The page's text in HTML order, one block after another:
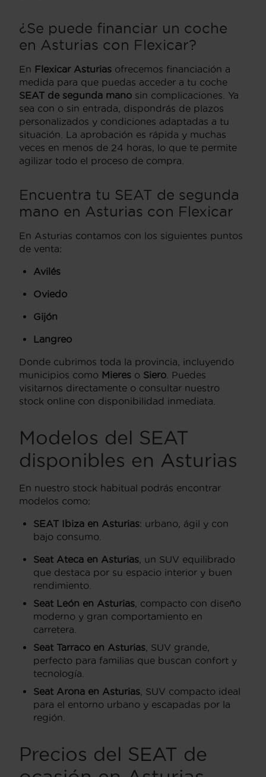
¿Se puede financiar un coche
en Asturias con Flexicar?
En Flexicar Asturias ofrecemos financiación a
medida para que puedas acceder a tu coche
SEAT de segunda mano sin complicaciones. Ya
sea con o sin entrada, dispondrás de plazos
personalizados y condiciones adaptadas a tu
situación. La aprobación es rápida y muchas
veces en menos de 24 horas, lo que te permite
agilizar todo el proceso de compra.
Encuentra tu SEAT de segunda
mano en Asturias con Flexicar
En Asturias contamos con los siguientes puntos
de venta:
Avilés
Oviedo
Gijón
Langreo
Donde cubrimos toda la provincia, incluyendo
municipios como Mieres o Siero . Puedes
visitarnos directamente o consultar nuestro
stock online con disponibilidad inmediata.
Modelos del SEAT
disponibles en Asturias
En nuestro stock habitual podrás encontrar
modelos como:
SEAT Ibiza en Asturias: urbano, ágil y con
bajo consumo.
Seat Ateca en Asturias , un SUV equilibrado
que destaca por su espacio interior y buen
rendimiento.
Seat León en Asturias , compacto con diseño
moderno y gran comportamiento en
carretera.
Seat Tarraco en Asturias , SUV grande,
perfecto para familias que buscan confort y
tecnología.
Seat Arona en Asturias , SUV compacto ideal
para el entorno urbano y escapadas por la
región.
Precios del SEAT de